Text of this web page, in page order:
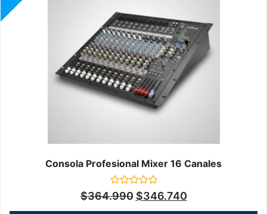
Consola Profesional Mixer 16 Canales
Valorado
en
$364.990 $346.740